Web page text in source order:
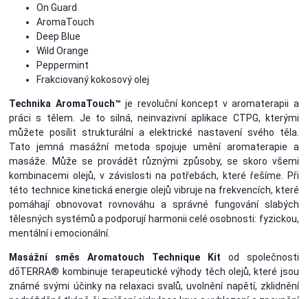
On Guard
AromaTouch
Deep Blue
Wild Orange
Peppermint
Frakciovaný kokosový olej
Technika AromaTouch™ je revoluční koncept v aromaterapii a
práci s tělem. Je to silná, neinvazivní aplikace CTPG, kterými
můžete posílit strukturální a elektrické nastavení svého těla.
Tato jemná masážní metoda spojuje umění aromaterapie a
masáže. Může se provádět různými způsoby, se skoro všemi
kombinacemi olejů, v závislosti na potřebách, které řešíme. Při
této technice kinetická energie olejů vibruje na frekvencích, které
pomáhají obnovovat rovnováhu a správné fungování slabých
tělesných systémů a podporují harmonii celé osobnosti: fyzickou,
mentální i emocionální.
Masážní směs Aromatouch Technique Kit od společnosti
dōTERRA® kombinuje terapeutické výhody těch olejů, které jsou
známé svými účinky na relaxaci svalů, uvolnění napětí, zklidnění